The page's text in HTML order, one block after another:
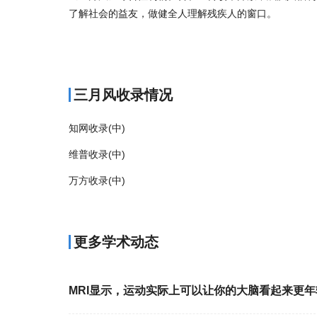
了解社会的益友，做健全人理解残疾人的窗口。
三月风收录情况
知网收录(中)
维普收录(中)
万方收录(中)
更多学术动态
MRI显示，运动实际上可以让你的大脑看起来更